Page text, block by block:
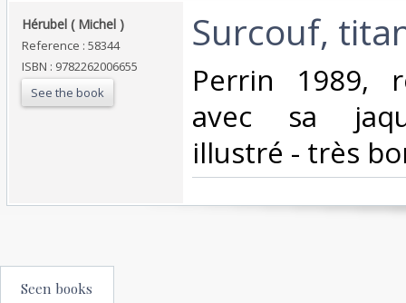
‎Hérubel ( Michel )‎
Reference : 58344
ISBN : 9782262006655
See the book
‎Surcouf,
‎Perrin 1989,
avec sa
illustré - très
Seen books